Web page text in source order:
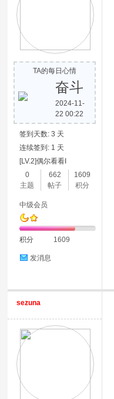
TA的每日心情
奋斗
2024-11-
22 00:22
签到天数: 3 天
连续签到: 1 天
[LV.2]偶尔看看I
0
主题
662
帖子
1609
积分
中级会员
积分 1609
发消息
sezuna